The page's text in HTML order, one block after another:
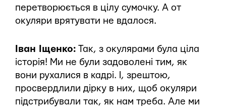
перетворюється в цілу сумочку. А от
окуляри врятувати не вдалося.
Іван Іщенко: Так, з окулярами була ціла
історія! Ми не були задоволені тим, як
вони рухалися в кадрі. І, зрештою,
просвердлили дірку в них, щоб окуляри
підстрибували так, як нам треба. Але ми